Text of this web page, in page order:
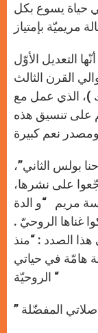
حياة يسوع بكل
التعديل الأوّل
القرن الثالث
)، الذي عمل مع
على تنسيق هذه
بولس الثاني”،
على نشرها،
مريم “و الدة
غناها الروحيّ .
هذا الصدد : “منذ
هامّة في حياتي
الروحيّة “